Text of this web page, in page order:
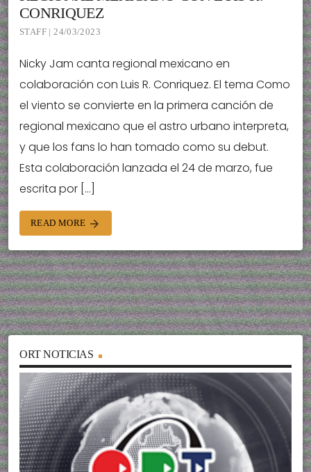
CONRIQUEZ
STAFF | 24/03/2023
Nicky Jam canta regional mexicano en
colaboración con Luis R. Conriquez. El tema Como
el viento se convierte en la primera canción de
regional mexicano que el astro urbano interpreta,
y que los fans lo han tomado como su debut.
Esta colaboración lanzada el 24 de marzo, fue
escrita por […]
READ MORE arrow_forward
ORT NOTICIAS